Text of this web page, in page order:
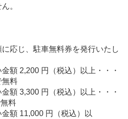
。
応じ、駐車無料券を発行いたし
額 2,200 円（税込）以上・・・
無料
額 3,300 円（税込）以上・・・
料
額 11,000 円（税込）以